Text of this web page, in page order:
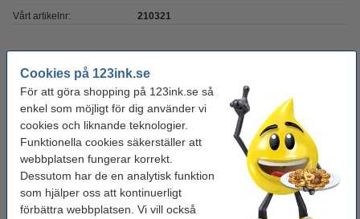
Cookies på 123ink.se
För att göra shopping på 123ink.se så
enkel som möjligt för dig använder vi
cookies och liknande teknologier.
Funktionella cookies säkerställer att
webbplatsen fungerar korrekt.
Dessutom har de en analytisk funktion
som hjälper oss att kontinuerligt
förbättra webbplatsen. Vi vill också
Vårt artikelnr: 210321
Köp12stför endast
150 kr
Millimeterblock A4 | 80g | 123ink | 25 ark
24 kr